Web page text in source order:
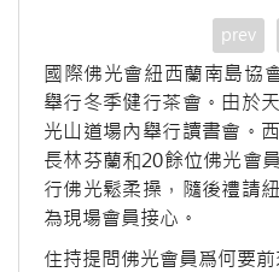
prev
國際佛光會紐西蘭南島協
舉行冬季健行茶會。由於
光山道場內舉行讀書會。
長林芬蘭和20餘位佛光會
行佛光鬆柔操，隨後禮請
為現場會員接心。
住持提問佛光會員爲何要